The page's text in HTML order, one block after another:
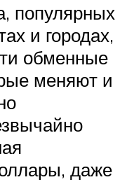
популярных
и городах,
обменные
меняют и
даже